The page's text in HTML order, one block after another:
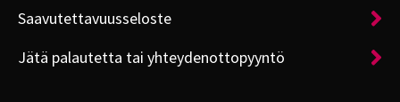
Saavutettavuusseloste
Jätä palautetta tai yhteydenottopyyntö